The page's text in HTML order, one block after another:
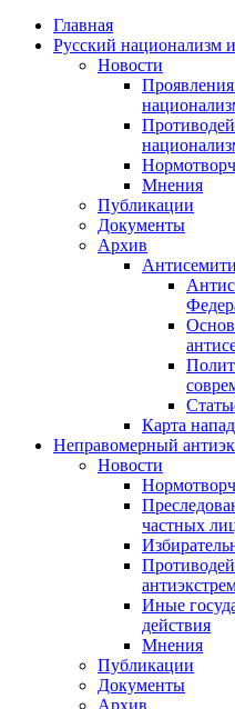
Главная
Русский национализм
Новости
Мнения
Публикации
Документы
Архив
Карта
Неправомерный
Новости
частных
Иные
действия
Мнения
Публикации
Документы